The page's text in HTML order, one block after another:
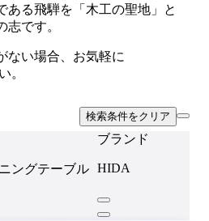
ある飛騨を「木工の聖地」と
です。
ない場合、お気軽に
。
検索条件をクリア
ングテーブル
ブランド
HIDA